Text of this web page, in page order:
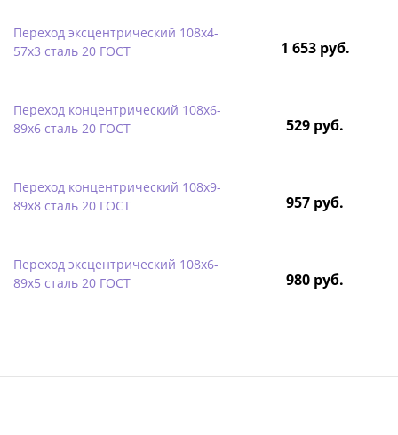
Переход эксцентрический 108х4-
57х3 сталь 20 ГОСТ
1 653 руб.
Переход концентрический 108х6-
89х6 сталь 20 ГОСТ
529 руб.
Переход концентрический 108х9-
89х8 сталь 20 ГОСТ
957 руб.
Переход эксцентрический 108х6-
89х5 сталь 20 ГОСТ
980 руб.